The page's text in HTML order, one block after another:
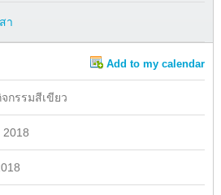
า
Add to my calendar
กรรมสีเขียว
2018